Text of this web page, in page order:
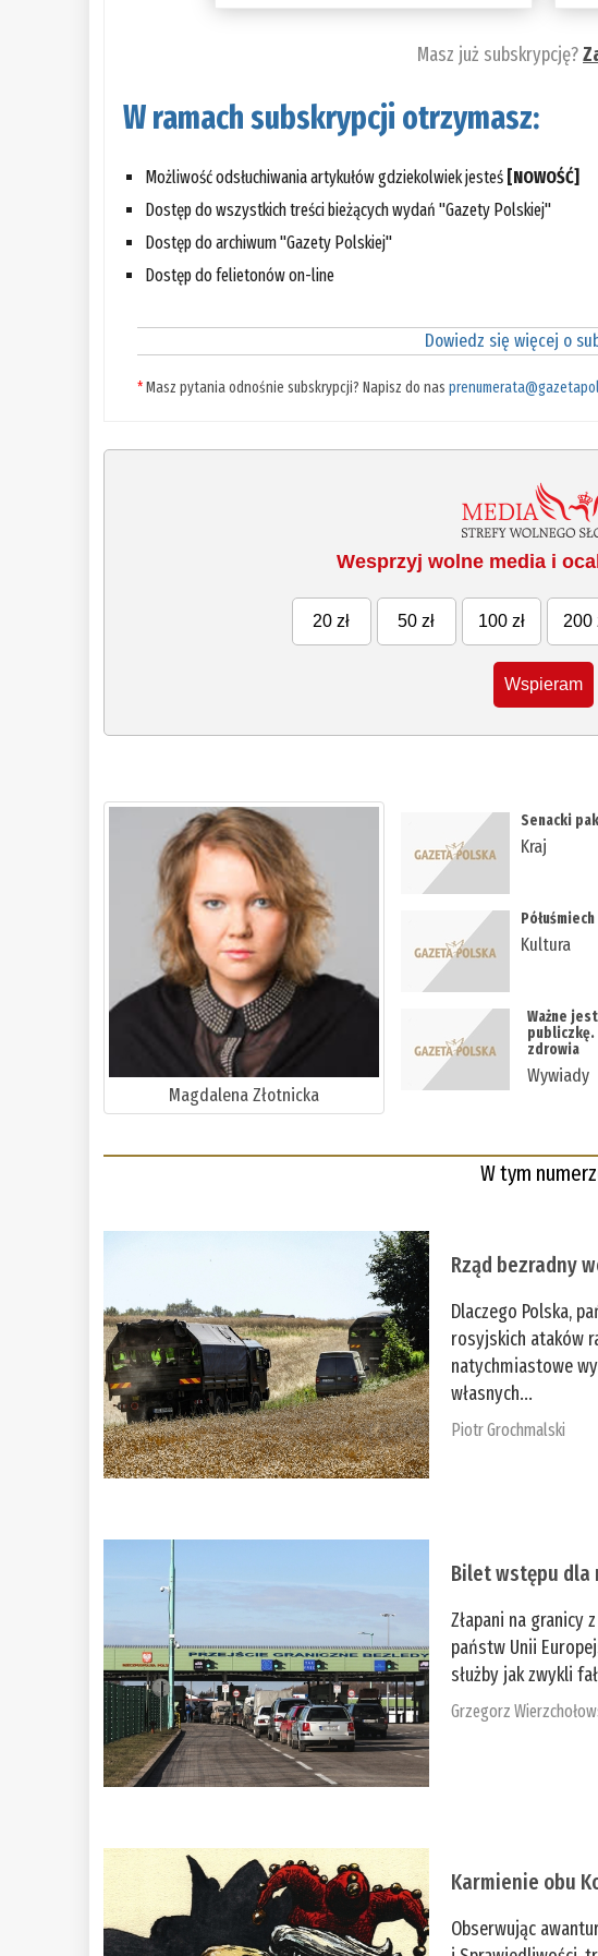
Masz już subskrypcję?
W ramach subskrypcji otrzymasz:
Możliwość odsłuchiwania artykułów gdziekolwiek jesteś [NOWOŚĆ]
Dostęp do wszystkich treści bieżących wydań "Gazety Polskiej"
Dostęp do archiwum "Gazety Polskiej"
Dostęp do felietonów on-line
Dowiedz się więcej o
*Masz pytania odnośnie subskrypcji? Napisz do nas
Wesprzyj wolne media i
20 zł 50 zł 100 zł 200
Wspieram
Magdalena Złotnicka
Senacki
Kraj
Kultura
Ważne
publiczkę.
zdrowia
Wywiady
W tym
Rząd bezradny
Dlaczego Polska,
rosyjskich ataków
natychmiastowe
własnych...
Piotr Grochmalski
Bilet wstępu
Złapani na
państw Unii
służby jak zwykli
Grzegorz
Karmienie obu
Obserwując